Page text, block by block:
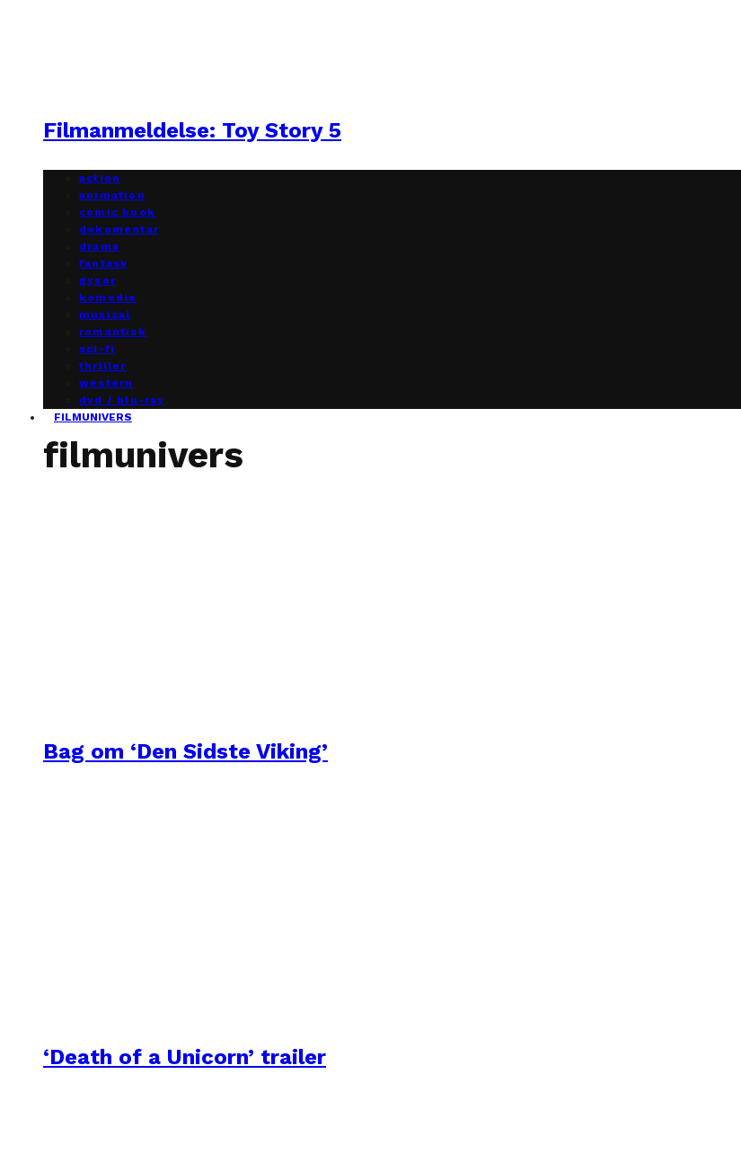
Filmanmeldelse: Toy Story 5
action
animation
comic book
dokumentar
drama
fantasy
gyser
komedie
musical
romantisk
sci-fi
thriller
western
dvd / blu-ray
FILMUNIVERS
filmunivers
Bag om ‘Den Sidste Viking’
‘Death of a Unicorn’ trailer